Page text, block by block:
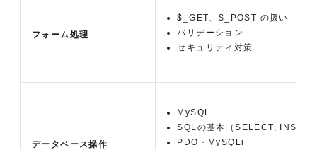
フォーム処理
$_GET、$_POST の扱い
バリデーション
セキュリティ対策
データベース操作
MySQL
SQLの基本（SELECT,
PDO・MySQLi